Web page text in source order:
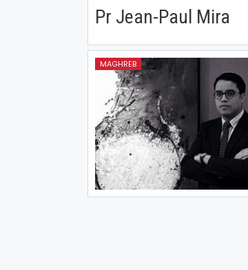
Pr Jean-Paul Mira
MAGHREB